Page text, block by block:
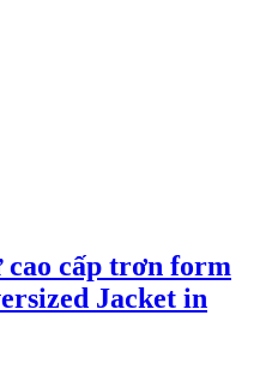
cao cấp trơn form
Jacket in